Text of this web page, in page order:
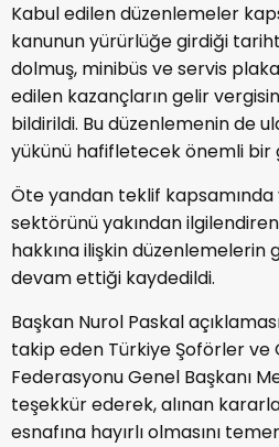
Kabul edilen düzenlemeler
kanunun yürürlüğe girdiği
dolmuş, minibüs ve servis
edilen kazançların gelir
bildirildi. Bu düzenlemenin de
yükünü hafifletecek önemli bir
Öte yandan teklif kapsamında
sektörünü yakından
hakkına ilişkin düzenlemelerin
devam ettiği kaydedildi.
Başkan Nurol Paskal
takip eden Türkiye Şoförler
Federasyonu Genel Başkanı
teşekkür ederek, alınan
esnafına hayırlı olmasını